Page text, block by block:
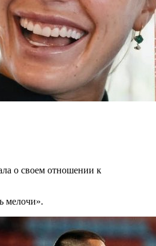
о своем отношении к
мелочи».